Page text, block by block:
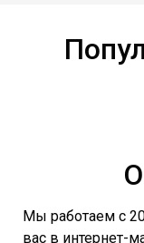
Мы работаем с
вас в интернет-